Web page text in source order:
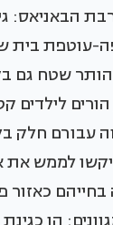
הבאניאס:
המקיפה-עוטפת
והותר שטח גם
לילדים
עבורם חלק
לממש את
כאזור